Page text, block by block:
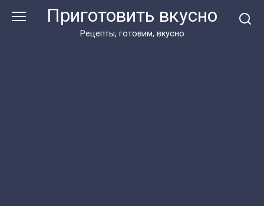
Приготовить вкусно
Рецепты, готовим, вкусно